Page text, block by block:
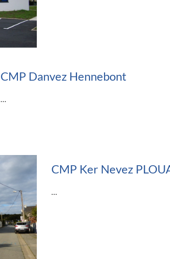
CMP Danvez Hennebont
…
CMP Ker Nevez
…